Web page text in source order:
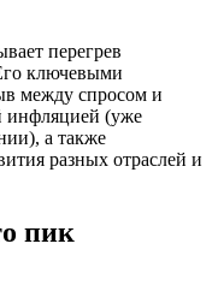
перегрев
ключевыми
между спросом и
инфляцией (уже
а также
разных отраслей и
пик